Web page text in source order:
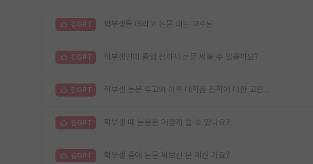
김GPT 학부생들 데리고 논문 내는 교수님
김GPT 학부생인데 졸업 전까지 논문 써볼 수 있을까요?
김GPT 학부생 논문 투고와 이후 대학원 진학에 대한 고민...
김GPT 학부생 때 논문은 어떻게 쓸 수 있나요?
김GPT 학부생 중에 논문 써보신 분 계신 가요?